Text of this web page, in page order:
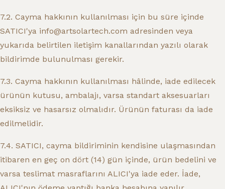
7.2. Cayma hakkının kullanılması için bu süre içinde
SATICI'ya info@artsolartech.com adresinden veya
yukarıda belirtilen iletişim kanallarından yazılı olarak
bildirimde bulunulması gerekir.
7.3. Cayma hakkının kullanılması hâlinde, iade edilecek
ürünün kutusu, ambalajı, varsa standart aksesuarları
eksiksiz ve hasarsız olmalıdır. Ürünün faturası da iade
edilmelidir.
7.4. SATICI, cayma bildiriminin kendisine ulaşmasından
itibaren en geç on dört (14) gün içinde, ürün bedelini ve
varsa teslimat masraflarını ALICI'ya iade eder. İade,